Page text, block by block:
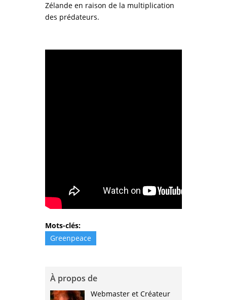
Zélande en raison de la multiplication
des prédateurs.
Mots-clés:
Greenpeace
À propos de
Webmaster et Créateur